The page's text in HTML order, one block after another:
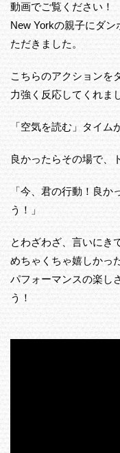
動画でご覧ください！
New Yorkの親子にダ
ただきました。
こちらのアクションを
力強く反応してくれま
「空気を読む」タイ
良かったらその場で、
「今、君の行動！良か
う！」
とわざわざ、言いにき
めちゃくちゃ嬉しかっ
パフォーマンスの楽し
う！